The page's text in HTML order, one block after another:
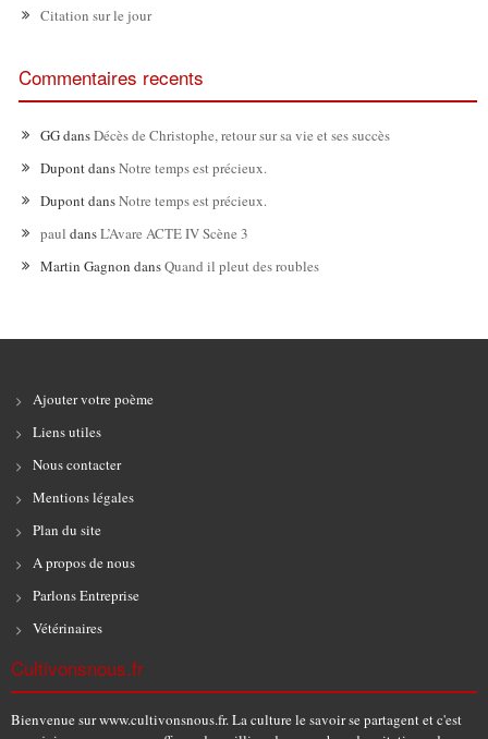
Citation sur le jour
Commentaires recents
GGdansDécès de Christophe, retour sur sa vie et ses succès
DupontdansNotre temps est précieux.
DupontdansNotre temps est précieux.
paul dansL’Avare ACTE IV Scène 3
Martin Gagnon dansQuand il pleut des roubles
Ajouter votre poème
Liens utiles
Nous contacter
Mentions légales
Plan du site
A propos de nous
Parlons Entreprise
Vétérinaires
Cultivonsnous.fr
Bienvenue sur www.cultivonsnous.fr. La culture le savoir se partagent et c'est